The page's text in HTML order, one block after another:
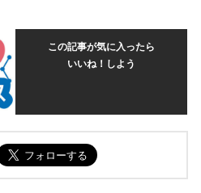
この記事が気に入ったら
いいね！しよう